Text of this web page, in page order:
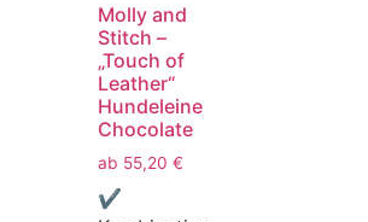
Molly and
Stitch –
„Touch of
Leather“
Hundeleine
Chocolate
ab 55,20 €
✔